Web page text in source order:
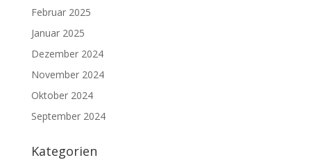
Februar 2025
Januar 2025
Dezember 2024
November 2024
Oktober 2024
September 2024
Kategorien